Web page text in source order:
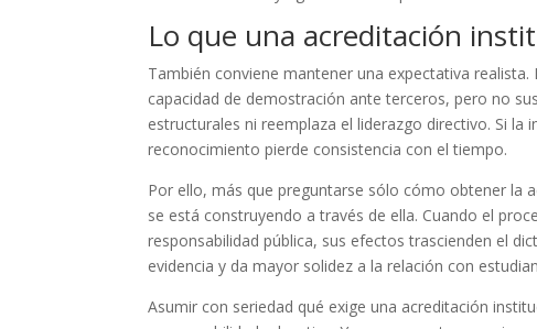
Lo que una acreditación
También conviene mantener una expectativa
capacidad de demostración ante terceros, pero no
estructurales ni reemplaza el liderazgo directivo. Si
reconocimiento pierde consistencia con el tiempo.
Por ello, más que preguntarse sólo cómo obtener la
se está construyendo a través de ella. Cuando el
responsabilidad pública, sus efectos trascienden el
evidencia y da mayor solidez a la relación con
Asumir con seriedad qué exige una acreditación